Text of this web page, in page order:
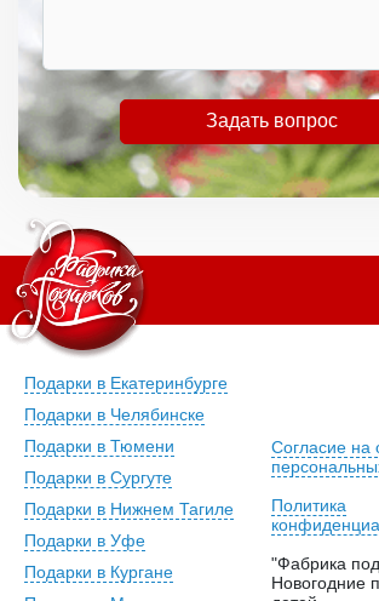
Задать вопрос
Подарки в Екатеринбурге
Подарки в Челябинске
Подарки в Тюмени
Подарки в Сургуте
Подарки в Нижнем Тагиле
Подарки в Уфе
Подарки в Кургане
Согласие на
Политика
"Фабрика
Новогодние